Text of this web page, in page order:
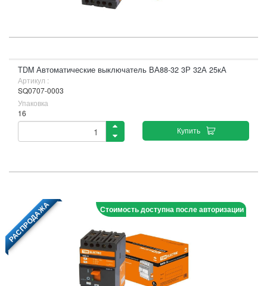
TDM Автоматические выключатель ВА88-32 3Р 32А 25кА
Артикул :
SQ0707-0003
Упаковка
16
Купить
РАСПРОДАЖА Стоимость доступна после авторизации